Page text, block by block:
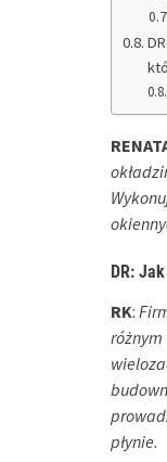
DR:
RK:
różnym
płynie.